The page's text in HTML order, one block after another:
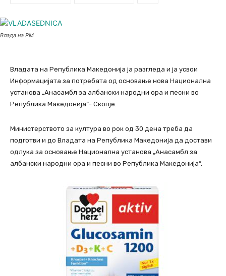
Влада на РМ
Владата на Република Македонија ја разгледа и ја усвои
Информацијата за потребата од основање нова Национална
установа „Анасамбл за албански народни ора и песни во
Република Македонија“- Скопје.
Министерството за култура во рок од 30 дена треба да
подготви и до Владата на Република Македонија да достави
одлука за основање Национална установа „Анасамбл за
албански народни ора и песни во Република Македонија“.